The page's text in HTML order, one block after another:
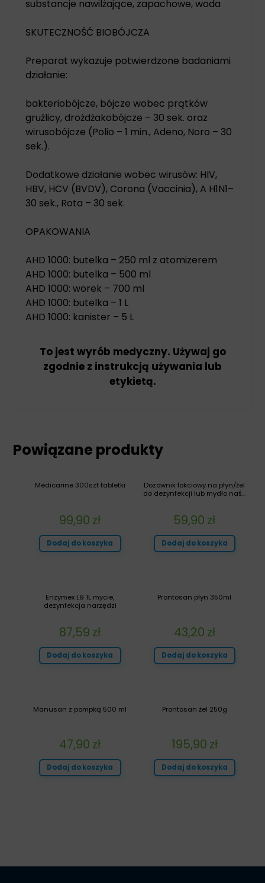
substancje nawilżające, zapachowe, woda
SKUTECZNOŚĆ BIOBÓJCZA
Preparat wykazuje potwierdzone badaniami
działanie:
bakteriobójcze, bójcze wobec prątków
gruźlicy, drożdżakobójcze – 30 sek. oraz
wirusobójcze (Polio – 1 min., Adeno, Noro – 30
sek.).
Dodatkowe działanie wobec wirusów: HIV,
HBV, HCV (BVDV), Corona (Vaccinia), A H1N1–
30 sek., Rota – 30 sek.
OPAKOWANIA
AHD 1000: butelka – 250 ml z atomizerem
AHD 1000: butelka – 500 ml
AHD 1000: worek – 700 ml
AHD 1000: butelka – 1 L
AHD 1000: kanister – 5 L
To jest wyrób medyczny. Używaj go
zgodnie z instrukcją używania lub
etykietą.
Powiązane produkty
Dozownik łokciowy na płyn/żel
do dezynfekcji lub mydło naś...
59,90 zł
Dodaj do koszyka
Medicarine 300szt tabletki
99,90 zł
Dodaj do koszyka
Prontosan płyn 350ml
43,20 zł
Dodaj do koszyka
Enzymex L9 1L mycie,
dezynfekcja narzędzi
87,59 zł
Dodaj do koszyka
Prontosan żel 250g
195,90 zł
Dodaj do koszyka
Manusan z pompką 500 ml
47,90 zł
Dodaj do koszyka